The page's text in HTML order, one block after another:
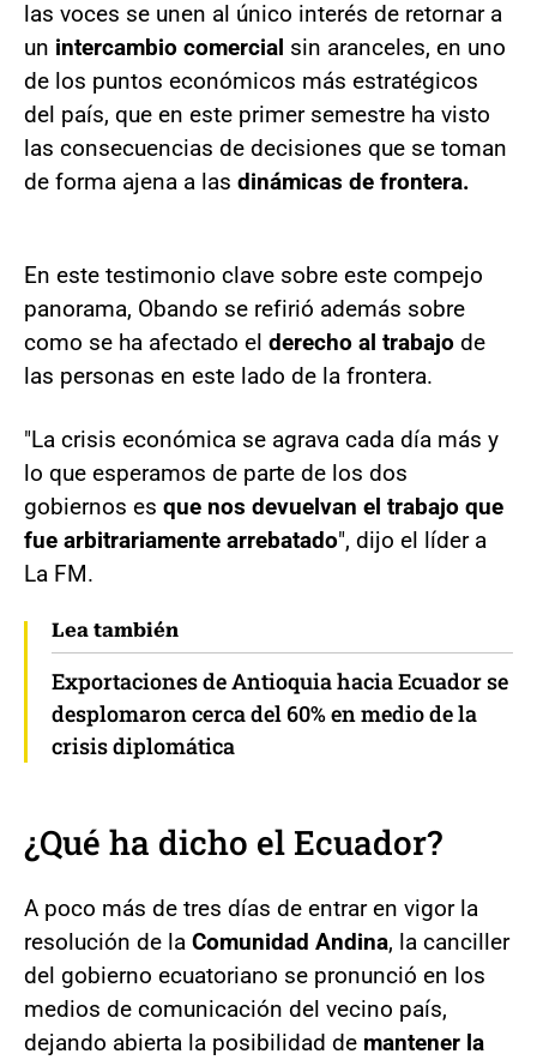
las voces se unen al único interés de retornar a
un intercambio comercial sin aranceles, en uno
de los puntos económicos más estratégicos
del país, que en este primer semestre ha visto
las consecuencias de decisiones que se toman
de forma ajena a las dinámicas de frontera.
En este testimonio clave sobre este compejo
panorama, Obando se refirió además sobre
como se ha afectado el derecho al trabajo de
las personas en este lado de la frontera.
"La crisis económica se agrava cada día más y
lo que esperamos de parte de los dos
gobiernos es que nos devuelvan el trabajo que
fue arbitrariamente arrebatado", dijo el líder a
La FM.
Lea también
Exportaciones de Antioquia hacia Ecuador se
desplomaron cerca del 60% en medio de la
crisis diplomática
¿Qué ha dicho el Ecuador?
A poco más de tres días de entrar en vigor la
resolución de la Comunidad Andina, la canciller
del gobierno ecuatoriano se pronunció en los
medios de comunicación del vecino país,
dejando abierta la posibilidad de mantener la